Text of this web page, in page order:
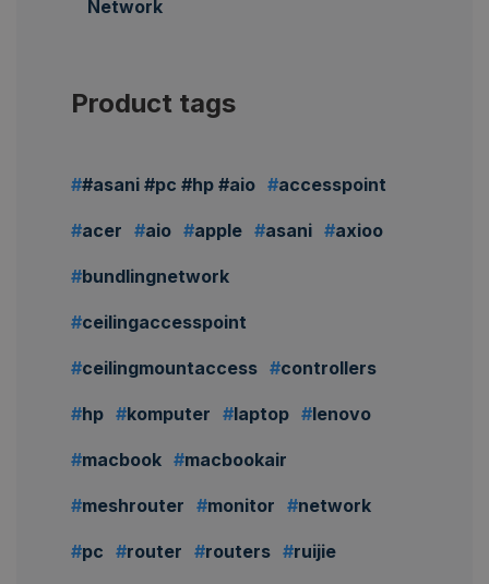
Network
Product tags
#asani #pc #hp #aio accesspoint
acer aio apple asani axioo
bundlingnetwork
ceilingaccesspoint
ceilingmountaccess controllers
hp komputer laptop lenovo
macbook macbookair
meshrouter monitor network
pc router routers ruijie